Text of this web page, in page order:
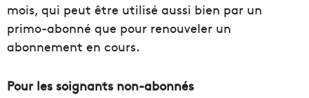
mois, qui peut être utilisé aussi bien par un
primo-abonné que pour renouveler un
abonnement en cours.
Pour les soignants non-abonnés